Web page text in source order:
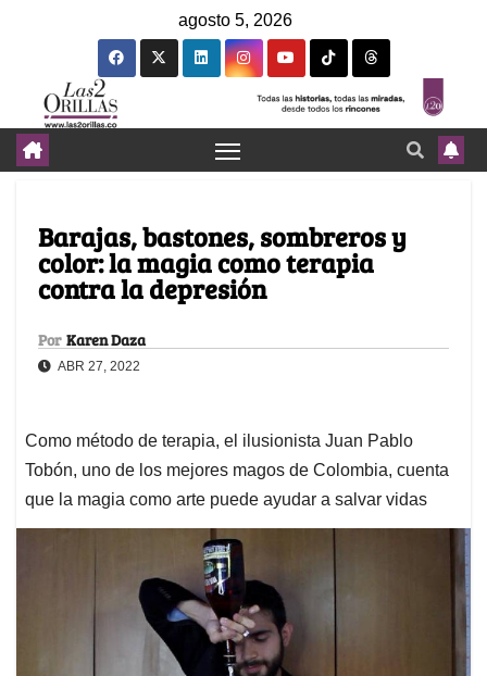
agosto 5, 2026
Barajas, bastones, sombreros y
color: la magia como terapia
contra la depresión
Por Karen Daza
ABR 27, 2022
Como método de terapia, el ilusionista Juan Pablo
Tobón, uno de los mejores magos de Colombia, cuenta
que la magia como arte puede ayudar a salvar vidas